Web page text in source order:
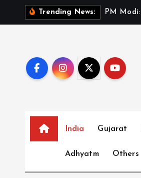
Trending News: P M M o d i:
India Gujarat
Adhyatm Others